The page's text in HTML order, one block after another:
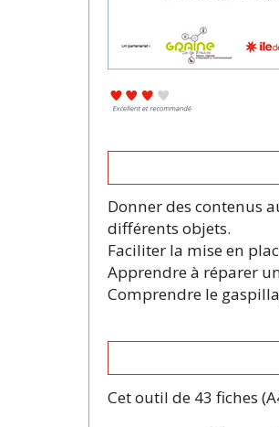
Donner des contenus
différents objets.
Faciliter la mise en
Apprendre à réparer
Comprendre le
Cet outil de 43 fiches